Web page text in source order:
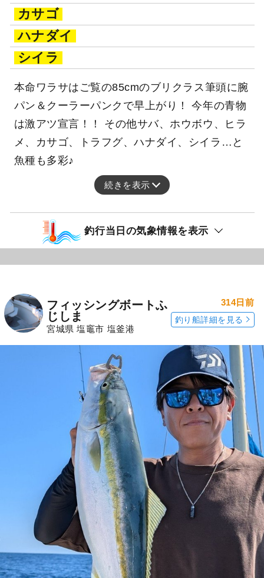
カサゴ
ハナダイ
シイラ
本命ワラサはご覧の85cmのブリクラス筆頭に腕
パン＆クーラーパンクで早上がり！ 今年の青物
は激アツ宣言！！ その他サバ、ホウボウ、ヒラ
メ、カサゴ、トラフグ、ハナダイ、シイラ…と
魚種も多彩♪
続きを表示
釣行当日の気象情報を表示
フィッシングボートふ
じしま
宮城県 塩竈市 塩釜港
314日前
釣り船詳細を見る